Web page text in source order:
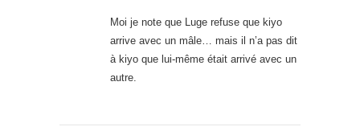
Moi je note que Luge refuse que kiyo
arrive avec un mâle… mais il n’a pas dit
à kiyo que lui-même était arrivé avec un
autre.